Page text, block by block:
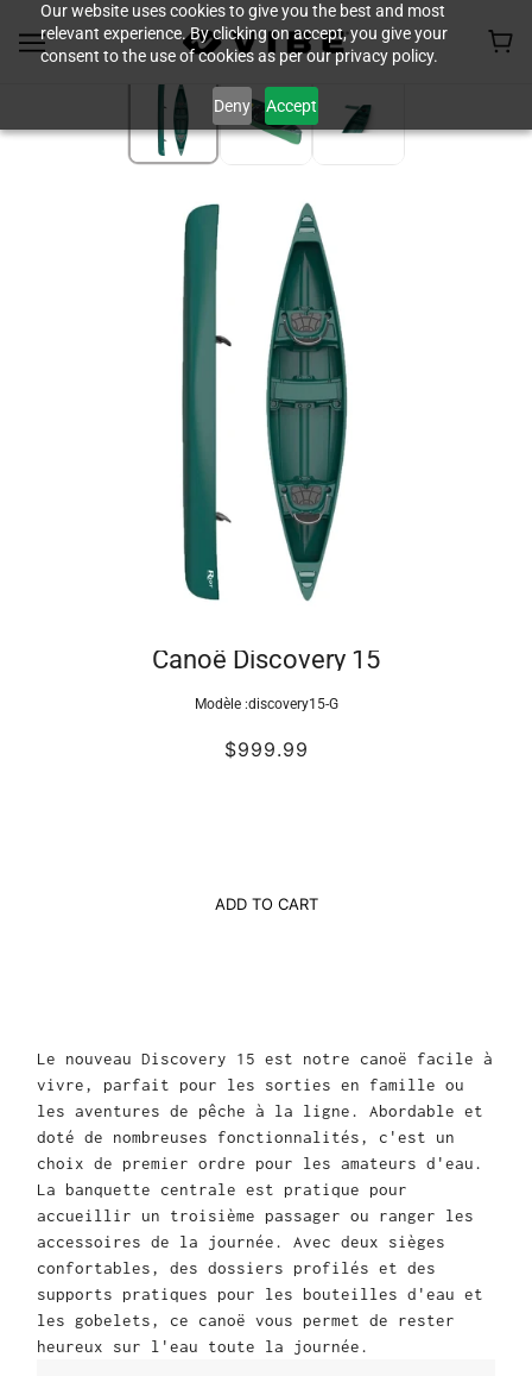
Our website uses cookies to give you the best and most
relevant experience. By clicking on accept, you give your
consent to the use of cookies as per our privacy policy.
Deny Accept
Canoë Discovery 15
Modèle :discovery15-G
$999.99
ADD TO CART
Le nouveau Discovery 15 est notre canoë facile à
vivre, parfait pour les sorties en famille ou
les aventures de pêche à la ligne. Abordable et
doté de nombreuses fonctionnalités, c'est un
choix de premier ordre pour les amateurs d'eau.
La banquette centrale est pratique pour
accueillir un troisième passager ou ranger les
accessoires de la journée. Avec deux sièges
confortables, des dossiers profilés et des
supports pratiques pour les bouteilles d'eau et
les gobelets, ce canoë vous permet de rester
heureux sur l'eau toute la journée.